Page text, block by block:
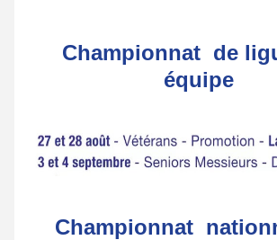
Championnat  de
équipe
Championnat